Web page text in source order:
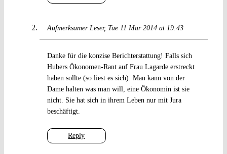
Aufmerksamer Leser Tue 11 Mar 2014 at 19:43
Reply
Danke für die konzise Berichterstattung! Falls sich
Hubers Ökonomen-Rant auf Frau Lagarde erstreckt
haben sollte (so liest es sich): Man kann von der
Dame halten was man will, eine Ökonomin ist sie
nicht. Sie hat sich in ihrem Leben nur mit Jura
beschäftigt.